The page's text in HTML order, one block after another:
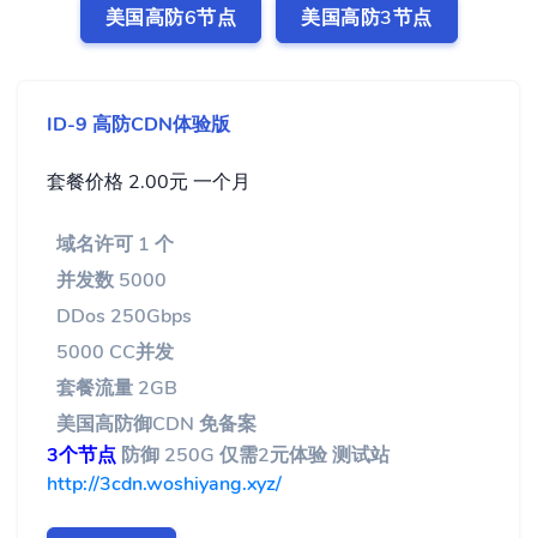
美国高防6节点 美国高防3节点
ID-9 高防CDN体验版
套餐价格 2.00元 一个月
域名许可 1 个
并发数 5000
DDos 250Gbps
5000 CC并发
套餐流量 2GB
美国高防御CDN 免备案
3个节点 防御 250G 仅需2元体验 测试站
http://3cdn.woshiyang.xyz/